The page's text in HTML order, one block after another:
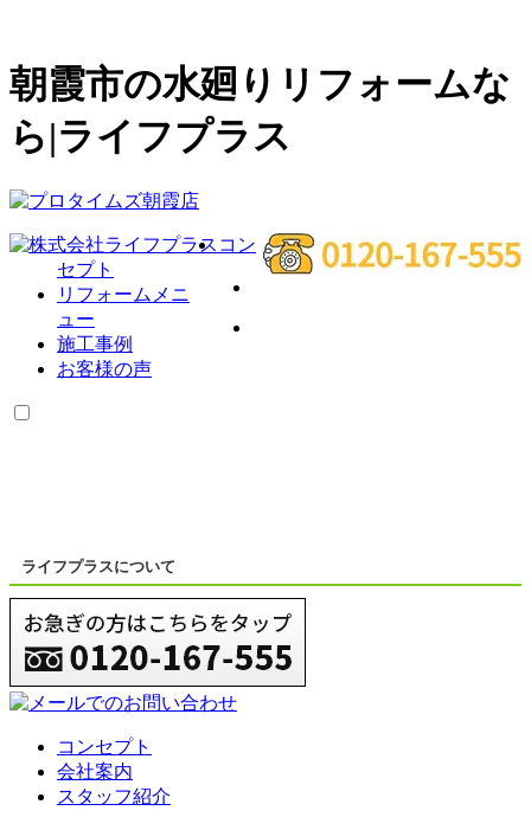
朝霞市の水廻りリフォームな
ら|ライフプラス
コン
セプト
リフォームメニ
ュー
施工事例
お客様の声
ライフプラスについて
コンセプト
会社案内
スタッフ紹介